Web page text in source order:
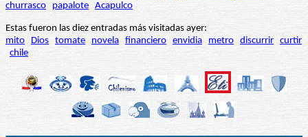
churrasco
papalote Acapulco
Estas fueron las diez entradas más visitadas ayer:
mito
Dios tomate novela financiero envidia metro discurrir curtir
chile